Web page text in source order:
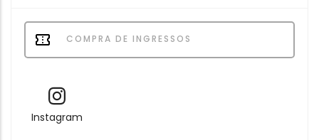
COMPRA DE INGRESSOS
Instagram